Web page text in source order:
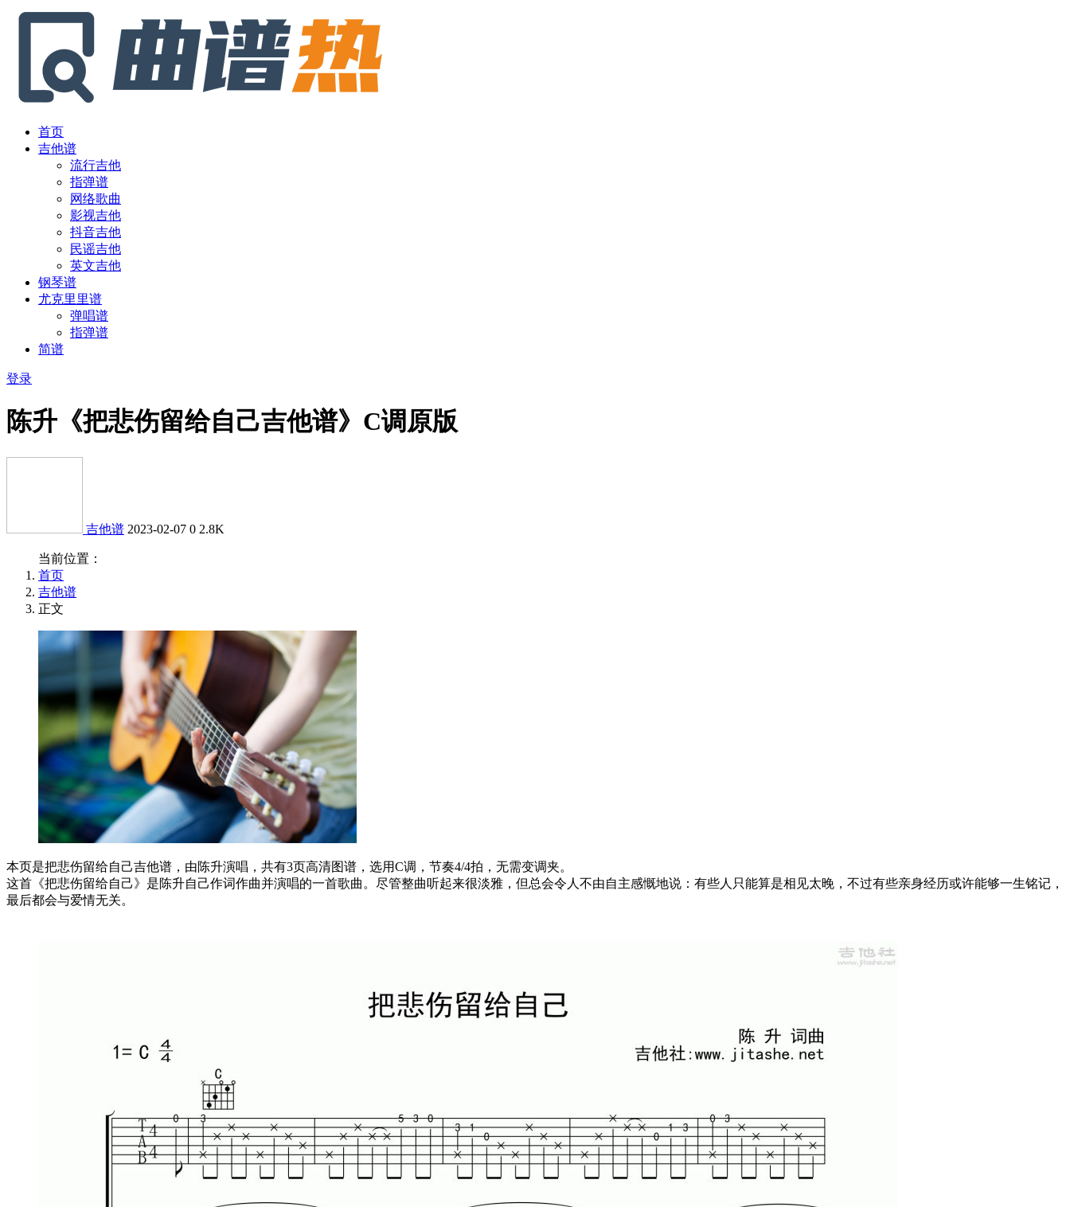
首页
吉他谱
流行吉他
指弹谱
网络歌曲
影视吉他
抖音吉他
民谣吉他
英文吉他
钢琴谱
尤克里里谱
弹唱谱
指弹谱
简谱
登录
陈升《把悲伤留给自己吉他谱》C调原版
吉他谱 2023-02-07 0 2.8K
当前位置：
首页
吉他谱
正文
本页是把悲伤留给自己吉他谱，由陈升演唱，共有3页高清图谱，选用C调，节奏4/4拍，无需变调夹。
这首《把悲伤留给自己》是陈升自己作词作曲并演唱的一首歌曲。尽管整曲听起来很淡雅，但总会令人不由自主感慨地说：有些人只能算是相见太晚，不过有些亲身经历或许能够一生铭记，
最后都会与爱情无关。